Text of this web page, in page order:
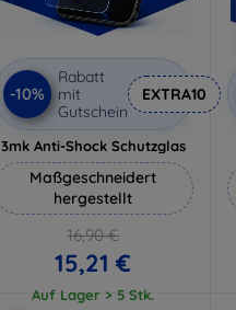
-10%
Rabatt
mit
Gutschein
EXTRA10
3mk Anti-Shock Schutzglas
Maßgeschneidert
hergestellt
16,90 €
15,21 €
Auf Lager > 5 Stk.